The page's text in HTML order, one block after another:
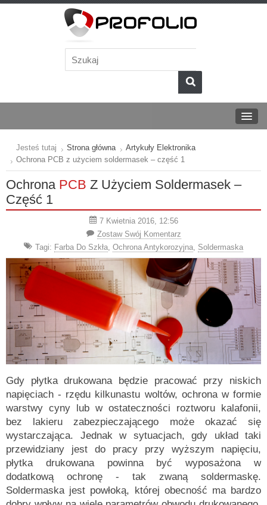
Jesteś tutaj Strona główna
Artykuły Elektronika
Ochrona PCB z użyciem soldermasek – część 1
Ochrona PCB Z Użyciem Soldermasek –
Część 1
7 Kwietnia 2016, 12:56
Zostaw Swój Komentarz
Tagi: Farba Do Szkła, Ochrona Antykorozyjna, Soldermaska
Gdy płytka drukowana będzie pracować przy niskich
napięciach - rzędu kilkunastu woltów, ochrona w formie
warstwy cyny lub w ostateczności roztworu kalafonii,
bez lakieru zabezpieczającego może okazać się
wystarczająca. Jednak w sytuacjach, gdy układ taki
przewidziany jest do pracy przy wyższym napięciu,
płytka drukowana powinna być wyposażona w
dodatkową ochronę - tak zwaną soldermaskę.
Soldermaska jest powłoką, której obecność ma bardzo